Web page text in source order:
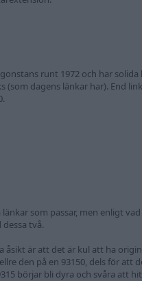
runt 1972 och har
(som dagens länkar har). End
som passar, men enligt
dessa två.
åsikt är att det är kul att ha
den på en 93150, dels för att
börjar bli dyra och svåra att